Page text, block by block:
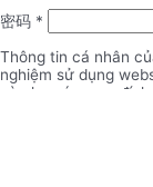
密码 *
Thông tin cá nhân
nghiệm sử dụng
và cho các mục